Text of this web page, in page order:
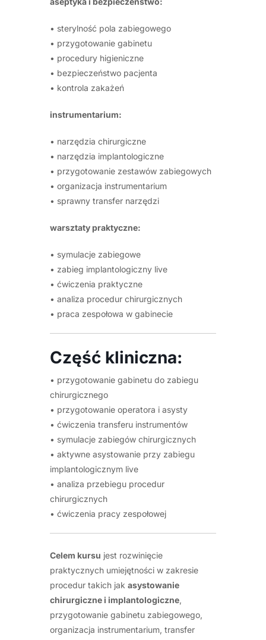
• sterylność pola zabiegowego
• przygotowanie gabinetu
• procedury higieniczne
• bezpieczeństwo pacjenta
• kontrola zakażeń
instrumentarium:
• narzędzia chirurgiczne
• narzędzia implantologiczne
• przygotowanie zestawów zabiegowych
• organizacja instrumentarium
• sprawny transfer narzędzi
warsztaty praktyczne:
• symulacje zabiegowe
• zabieg implantologiczny live
• ćwiczenia praktyczne
• analiza procedur chirurgicznych
• praca zespołowa w gabinecie
Część kliniczna:
• przygotowanie gabinetu do zabiegu
chirurgicznego
• przygotowanie operatora i asysty
• ćwiczenia transferu instrumentów
• symulacje zabiegów chirurgicznych
• aktywne asystowanie przy zabiegu
implantologicznym live
• analiza przebiegu procedur
chirurgicznych
• ćwiczenia pracy zespołowej
Celem kursu jest rozwinięcie
praktycznych umiejętności w zakresie
procedur takich jak asystowanie
chirurgiczne i implantologiczne,
przygotowanie gabinetu zabiegowego,
organizacja instrumentarium, transfer